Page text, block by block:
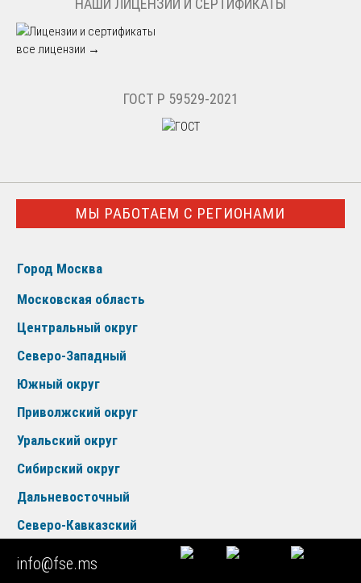
НАШИ ЛИЦЕНЗИИ И СЕРТИФИКАТЫ
все лицензии →
ГОСТ Р 59529-2021
МЫ РАБОТАЕМ С РЕГИОНАМИ
Город Москва
Московская область
Центральный округ
Северо-Западный
Южный округ
Приволжский округ
Уральский округ
Сибирский округ
Дальневосточный
Северо-Кавказский
Крымский округ
info@fse.ms